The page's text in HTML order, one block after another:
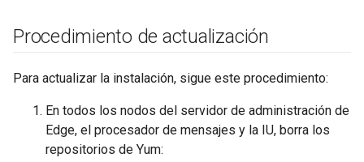
Procedimiento de actualización
Para actualizar la instalación, sigue este procedimiento:
En todos los nodos del servidor de administración de
Edge, el procesador de mensajes y la IU, borra los
repositorios de Yum: